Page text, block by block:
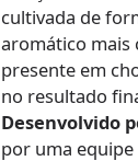
cultivada de
aromático mais
presente em
no resultado
Desenvolvido
por uma